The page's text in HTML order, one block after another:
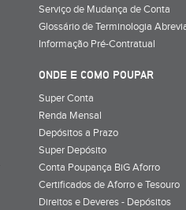
Serviço de Mudança de Conta
Glossário de Terminologia
Informação Pré-Contratual
ONDE E COMO POUPAR
Super Conta
Renda Mensal
Depósitos a Prazo
Super Depósito
Conta Poupança BiG Aforro
Certificados de Aforro e Tesouro
Direitos e Deveres - Depósitos